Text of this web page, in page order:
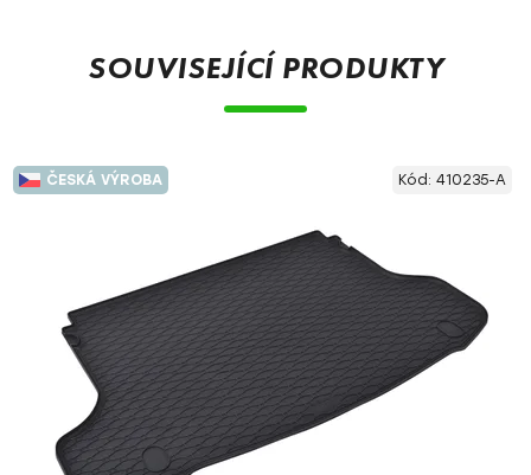
SOUVISEJÍCÍ PRODUKTY
ČESKÁ VÝROBA Kód: 410235-A